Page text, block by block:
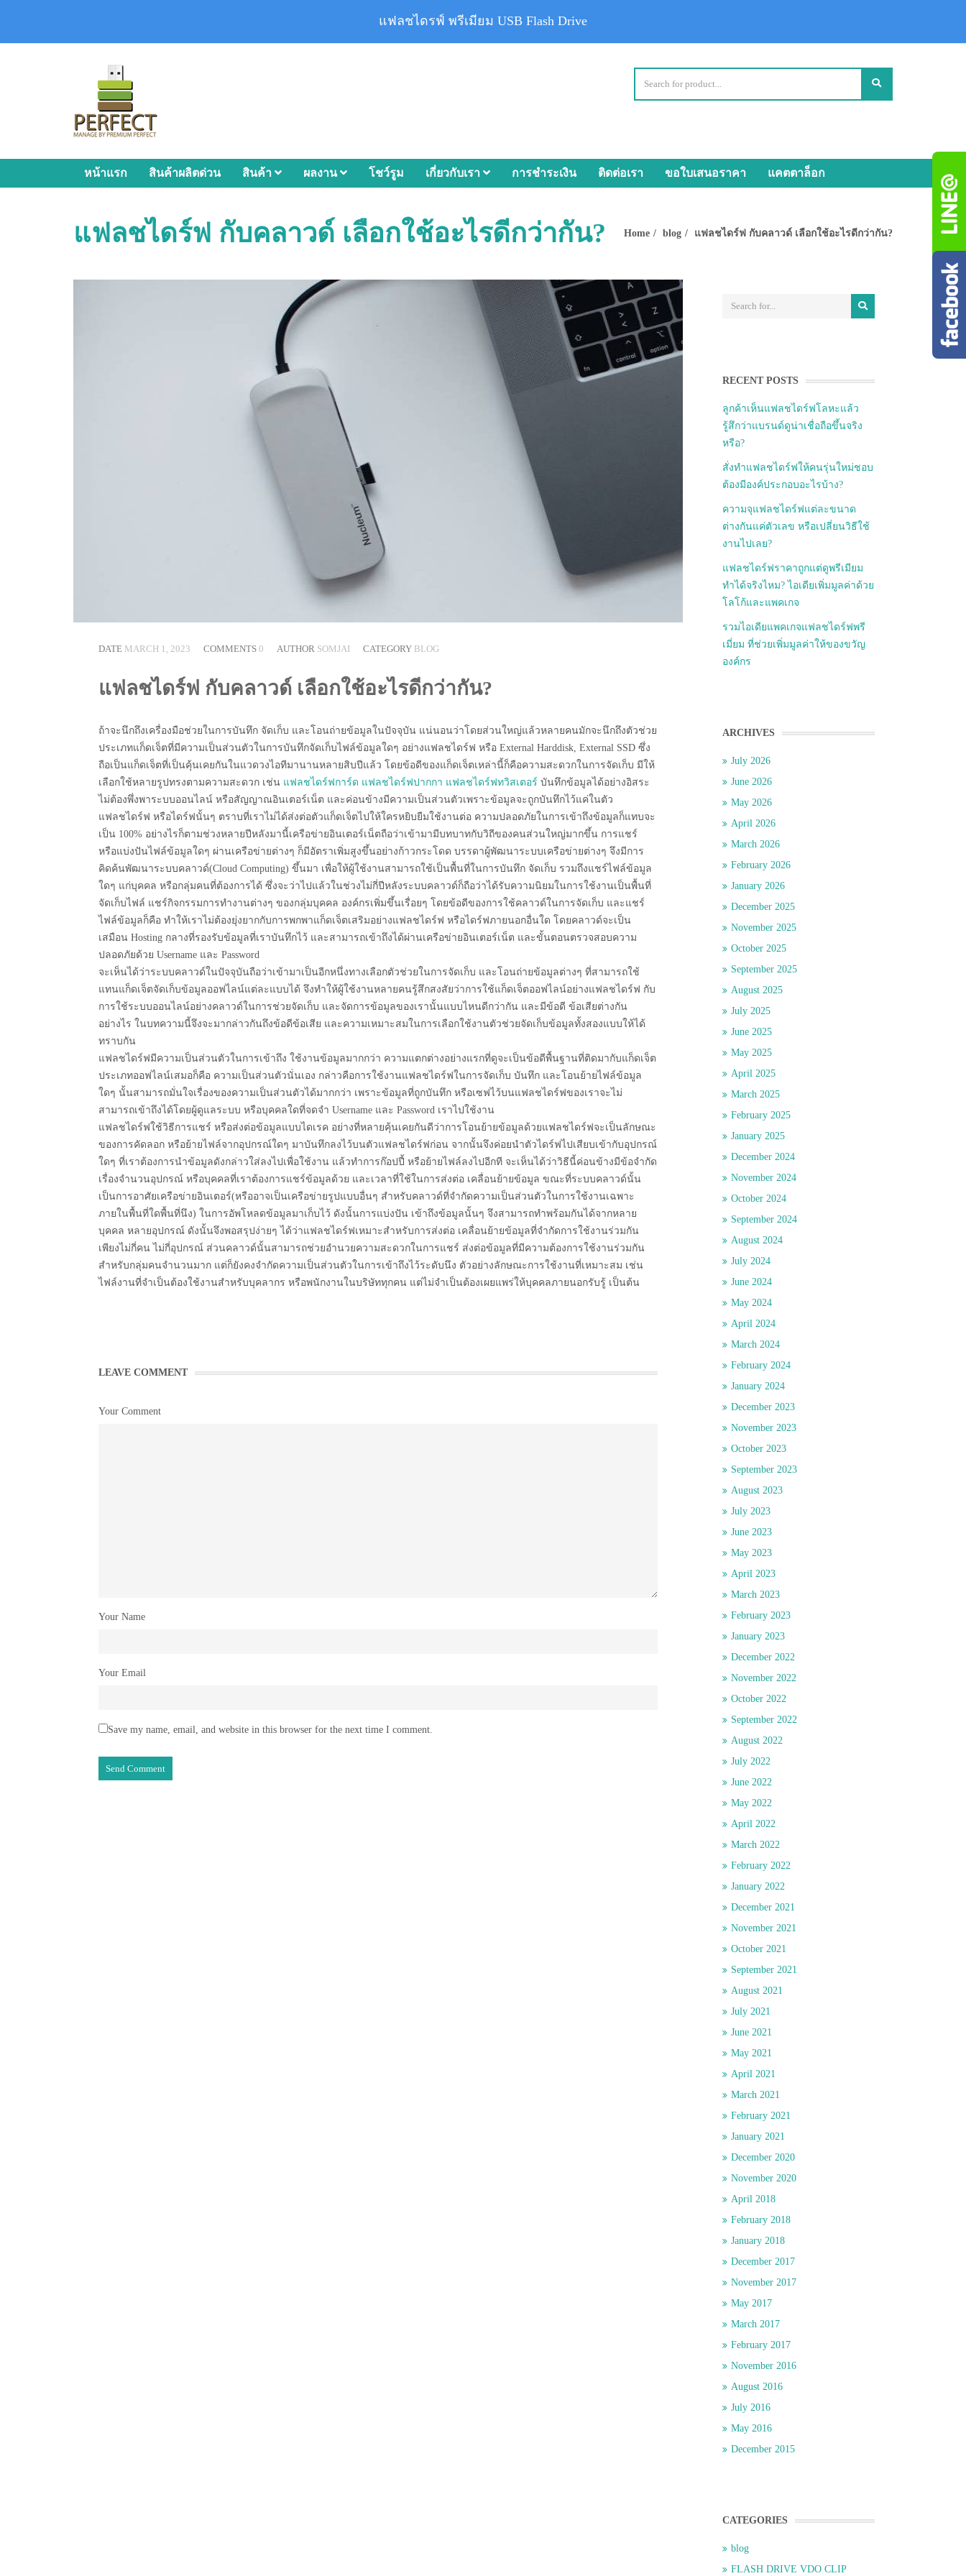
หน้าแรก สินค้าผลิตด่วน สินค้า ผลงาน โชว์รูม เกี่ยวกับเรา การชำระเงิน ติดต่อเรา ขอใบเสนอราคา แคตตาล็อก
แฟลชไดร์ฟ กับคลาวด์ เลือกใช้อะไรดีกว่ากัน? Home blog แฟลชไดร์ฟ กับคลาวด์ เลือกใช้อะไรดีกว่ากัน?
DATE MARCH 1, 2023 COMMENTS 0 AUTHOR SOMJAI CATEGORY BLOG
แฟลชไดร์ฟ กับคลาวด์ เลือกใช้อะไรดีกว่ากัน?
ถ้าจะนึกถึงเครื่องมือช่วยในการบันทึก จัดเก็บ และโอนถ่ายข้อมูลในปัจจุบัน แน่นอนว่าโดยส่วนใหญ่แล้วหลายคนมักจะนึกถึงตัวช่วย
ประเภทแก็ดเจ็ตที่มีความเป็นส่วนตัวในการบันทึกจัดเก็บไฟล์ข้อมูลใดๆ อย่างแฟลชไดร์ฟ หรือ External Harddisk, External SSD ซึ่ง
ถือเป็นแก็ดเจ็ตที่เป็นคุ้นเคยกันในแวดวงไอทีมานานหลายสิบปีแล้ว โดยข้อดีของแก็ดเจ็ตเหล่านี้ก็คือความสะดวกในการจัดเก็บ มีให้
เลือกใช้หลายรูปทรงตามความสะดวก เช่น แฟลชไดร์ฟการ์ด แฟลชไดร์ฟปากกา แฟลชไดร์ฟทวิสเตอร์ บันทึกข้อมูลได้อย่างอิสระ
ไม่ต้องพึ่งพาระบบออนไลน์ หรือสัญญาณอินเตอร์เน็ต และค่อนข้างมีความเป็นส่วนตัวเพราะข้อมูลจะถูกบันทึกไว้แค่ในตัว
แฟลชไดร์ฟ หรือไดร์ฟนั้นๆ ตราบที่เราไม่ได้ส่งต่อตัวแก็ดเจ็ตไปให้ใครหยิบยืมใช้งานต่อ ความปลอดภัยในการเข้าถึงข้อมูลก็แทบจะ
เป็น 100% อย่างไรก็ตามช่วงหลายปีหลังมานี้เครือข่ายอินเตอร์เน็ตถือว่าเข้ามามีบทบาทกับวิถีของคนส่วนใหญ่มากขึ้น การแชร์
หรือแบ่งปันไฟล์ข้อมูลใดๆ ผ่านเครือข่ายต่างๆ ก็มีอัตราเพิ่มสูงขึ้นอย่างก้าวกระโดด บรรดาผู้พัฒนาระบบเครือข่ายต่างๆ จึงมีการ
คิดค้นพัฒนาระบบคลาวด์(Cloud Computing) ขึ้นมา เพื่อให้ผู้ใช้งานสามารถใช้เป็นพื้นที่ในการบันทึก จัดเก็บ รวมถึงแชร์ไฟล์ข้อมูล
ใดๆ แก่บุคคล หรือกลุ่มคนที่ต้องการได้ ซึ่งจะว่าไปแล้วในช่วงไม่กี่ปีหลังระบบคลาวด์ก็ถือว่าได้รับความนิยมในการใช้งานเป็นพื้นที่
จัดเก็บไฟล์ แชร์กิจกรรมการทำงานต่างๆ ของกลุ่มบุคคล องค์กรเพิ่มขึ้นเรื่อยๆ โดยข้อดีของการใช้คลาวด์ในการจัดเก็บ และแชร์
ไฟล์ข้อมูลก็คือ ทำให้เราไม่ต้องยุ่งยากกับการพกพาแก็ดเจ็ตเสริมอย่างแฟลชไดร์ฟ หรือไดร์ฟภายนอกอื่นใด โดยคลาวด์จะเป็น
เสมือน Hosting กลางที่รองรับข้อมูลที่เราบันทึกไว้ และสามารถเข้าถึงได้ผ่านเครือข่ายอินเตอร์เน็ต และขั้นตอนตรวจสอบความ
ปลอดภัยด้วย Username และ Password
จะเห็นได้ว่าระบบคลาวด์ในปัจจุบันถือว่าเข้ามาเป็นอีกหนึ่งทางเลือกตัวช่วยในการจัดเก็บ และโอนถ่ายข้อมูลต่างๆ ที่สามารถใช้
แทนแก็ดเจ็ตจัดเก็บข้อมูลออฟไลน์แต่ละแบบได้ จึงทำให้ผู้ใช้งานหลายคนรู้สึกสงสัยว่าการใช้แก็ดเจ็ตออฟไลน์อย่างแฟลชไดร์ฟ กับ
การใช้ระบบออนไลน์อย่างคลาวด์ในการช่วยจัดเก็บ และจัดการข้อมูลของเรานั้นแบบไหนดีกว่ากัน และมีข้อดี ข้อเสียต่างกัน
อย่างไร ในบทความนี้จึงจะมากล่าวกันถึงข้อดีข้อเสีย และความเหมาะสมในการเลือกใช้งานตัวช่วยจัดเก็บข้อมูลทั้งสองแบบให้ได้
ทราบกัน
แฟลชไดร์ฟมีความเป็นส่วนตัวในการเข้าถึง ใช้งานข้อมูลมากกว่า ความแตกต่างอย่างแรกที่ดูจะเป็นข้อดีพื้นฐานที่ติดมากับแก็ดเจ็ต
ประเภทออฟไลน์เสมอก็คือ ความเป็นส่วนตัวนั่นเอง กล่าวคือการใช้งานแฟลชไดร์ฟในการจัดเก็บ บันทึก และโอนย้ายไฟล์ข้อมูล
ใดๆ นั้นสามารถมั่นใจเรื่องของความเป็นส่วนตัวได้มากกว่า เพราะข้อมูลที่ถูกบันทึก หรือเซฟไว้บนแฟลชไดร์ฟของเราจะไม่
สามารถเข้าถึงได้โดยผู้ดูแลระบบ หรือบุคคลใดที่จดจำ Username และ Password เราไปใช้งาน
แฟลชไดร์ฟใช้วิธีการแชร์ หรือส่งต่อข้อมูลแบบไดเรค อย่างที่หลายคุ้นเคยกันดีว่าการโอนย้ายข้อมูลด้วยแฟลชไดร์ฟจะเป็นลักษณะ
ของการคัดลอก หรือย้ายไฟล์จากอุปกรณ์ใดๆ มาบันทึกลงไว้บนตัวแฟลชไดร์ฟก่อน จากนั้นจึงค่อยนำตัวไดร์ฟไปเสียบเข้ากับอุปกรณ์
ใดๆ ที่เราต้องการนำข้อมูลดังกล่าวใส่ลงไปเพื่อใช้งาน แล้วทำการก๊อปปี้ หรือย้ายไฟล์ลงไปอีกที จะเห็นได้ว่าวิธีนี้ค่อนข้างมีข้อจำกัด
เรื่องจำนวนอุปกรณ์ หรือบุคคลที่เราต้องการแชร์ข้อมูลด้วย และเวลาที่ใช้ในการส่งต่อ เคลื่อนย้ายข้อมูล ขณะที่ระบบคลาวด์นั้น
เป็นการอาศัยเครือข่ายอินเตอร์(หรืออาจเป็นเครือข่ายรูปแบบอื่นๆ สำหรับคลาวด์ที่จำกัดความเป็นส่วนตัวในการใช้งานเฉพาะ
ภายในพื้นที่ใดพื้นที่นึง) ในการอัพโหลดข้อมูลมาเก็บไว้ ดังนั้นการแบ่งปัน เข้าถึงข้อมูลนั้นๆ จึงสามารถทำพร้อมกันได้จากหลาย
บุคคล หลายอุปกรณ์ ดังนั้นจึงพอสรุปง่ายๆ ได้ว่าแฟลชไดร์ฟเหมาะสำหรับการส่งต่อ เคลื่อนย้ายข้อมูลที่จำกัดการใช้งานร่วมกัน
เพียงไม่กี่คน ไม่กี่อุปกรณ์ ส่วนคลาวด์นั้นสามารถช่วยอำนวยความสะดวกในการแชร์ ส่งต่อข้อมูลที่มีความต้องการใช้งานร่วมกัน
สำหรับกลุ่มคนจำนวนมาก แต่ก็ยังคงจำกัดความเป็นส่วนตัวในการเข้าถึงไว้ระดับนึง ตัวอย่างลักษณะการใช้งานที่เหมาะสม เช่น
ไฟล์งานที่จำเป็นต้องใช้งานสำหรับบุคลากร หรือพนักงานในบริษัททุกคน แต่ไม่จำเป็นต้องเผยแพร่ให้บุคคลภายนอกรับรู้ เป็นต้น
LEAVE COMMENT
Your Comment
Your Name
Your Email
Save my name, email, and website in this browser for the next time I comment.
RECENT POSTS
ลูกค้าเห็นแฟลชไดร์ฟโลหะแล้ว
รู้สึกว่าแบรนด์ดูน่าเชื่อถือขึ้นจริง
หรือ?
สั่งทำแฟลชไดร์ฟให้คนรุ่นใหม่ชอบ
ต้องมีองค์ประกอบอะไรบ้าง?
ความจุแฟลชไดร์ฟแต่ละขนาด
ต่างกันแค่ตัวเลข หรือเปลี่ยนวิธีใช้
งานไปเลย?
แฟลชไดร์ฟราคาถูกแต่ดูพรีเมียม
ทำได้จริงไหม? ไอเดียเพิ่มมูลค่าด้วย
โลโก้และแพคเกจ
รวมไอเดียแพคเกจแฟลชไดร์ฟพรี
เมี่ยม ที่ช่วยเพิ่มมูลค่าให้ของขวัญ
องค์กร
ARCHIVES
July 2026
June 2026
May 2026
April 2026
March 2026
February 2026
January 2026
December 2025
November 2025
October 2025
September 2025
August 2025
July 2025
June 2025
May 2025
April 2025
March 2025
February 2025
January 2025
December 2024
November 2024
October 2024
September 2024
August 2024
July 2024
June 2024
May 2024
April 2024
March 2024
February 2024
January 2024
December 2023
November 2023
October 2023
September 2023
August 2023
July 2023
June 2023
May 2023
April 2023
March 2023
February 2023
January 2023
December 2022
November 2022
October 2022
September 2022
August 2022
July 2022
June 2022
May 2022
April 2022
March 2022
February 2022
January 2022
December 2021
November 2021
October 2021
September 2021
August 2021
July 2021
June 2021
May 2021
April 2021
March 2021
February 2021
January 2021
December 2020
November 2020
April 2018
February 2018
January 2018
December 2017
November 2017
May 2017
March 2017
February 2017
November 2016
August 2016
July 2016
May 2016
December 2015
CATEGORIES
blog
FLASH DRIVE VDO CLIP
แฟลชไดรฟ์ พรีเมียม USB Flash Drive